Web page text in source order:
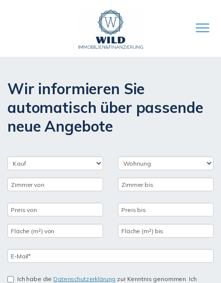
Wir informieren Sie
automatisch über passende
neue Angebote
Ich habe die Datenschutzerklärung zur Kenntnis genommen. Ich